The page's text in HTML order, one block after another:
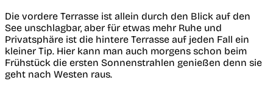
Die vordere Terrasse ist allein durch den Blick auf den
See unschlagbar, aber für etwas mehr Ruhe und
Privatsphäre ist die hintere Terrasse auf jeden Fall ein
kleiner Tip. Hier kann man auch morgens schon beim
Frühstück die ersten Sonnenstrahlen genießen denn sie
geht nach Westen raus.